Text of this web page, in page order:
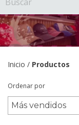
Inicio / Productos
Ordenar por